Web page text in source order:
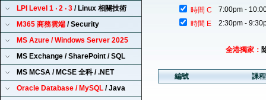
LPI Level 1 ‧ 2 ‧ 3 / Linux 相關技術
M365 商務雲端 / Security
MS Azure / Windows Server 2025
MS Exchange / SharePoint / SQL
MS MCSA / MCSE 全科 / .NET
Oracle Database / MySQL / Java
時間 C
7:00pm -
時間 E
2:30pm -
全港獨家：
編號 課